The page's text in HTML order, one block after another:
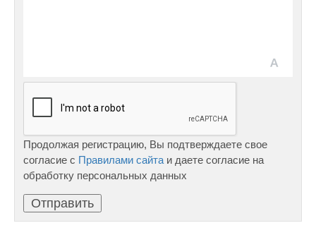
Продолжая регистрацию, Вы подтверждаете свое
согласие с Правилами сайта и даете согласие на
обработку персональных данных